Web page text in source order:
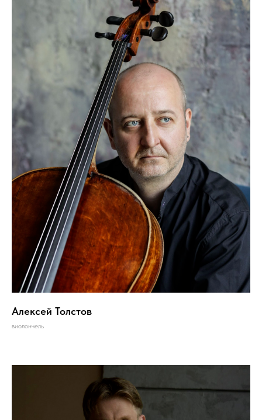
Алексей Толстов
виолончель